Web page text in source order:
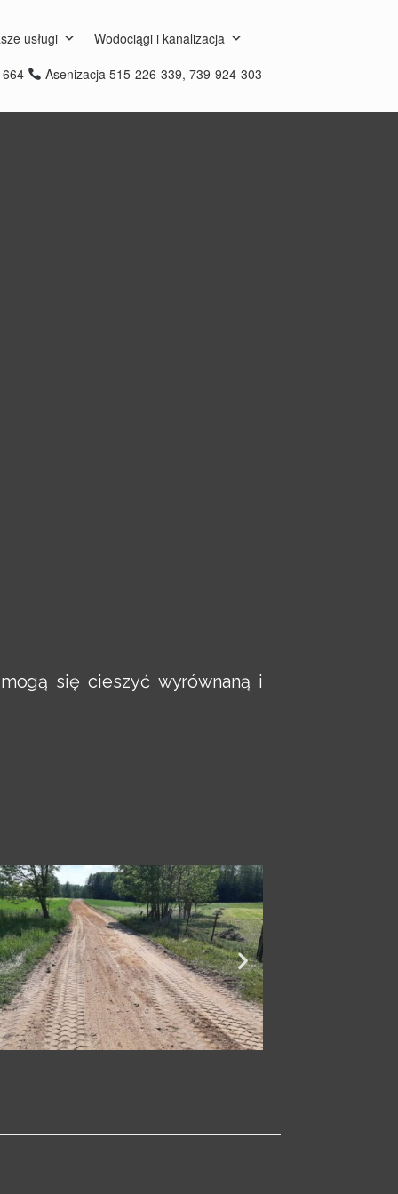
usługi
Wodociągi i kanalizacja
Asenizacja 515-226-339, 739-924-303
się cieszyć wyrównaną i